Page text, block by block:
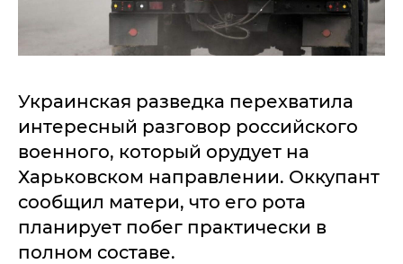
Украинская разведка перехватила
интересный разговор российского
военного, который орудует на
Харьковском направлении. Оккупант
сообщил матери, что его рота
планирует побег практически в
полном составе.